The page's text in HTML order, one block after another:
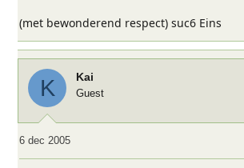
(met bewonderend respect) suc6 Eins
K Kai
Guest
6 dec 2005